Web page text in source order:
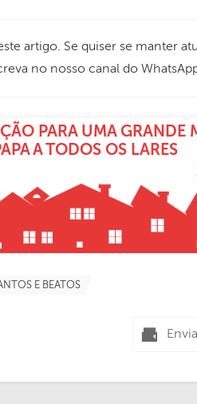
artigo. Se quiser se manter
no nosso canal do
PARA UMA GRANDE
A TODOS OS LARES
E BEATOS